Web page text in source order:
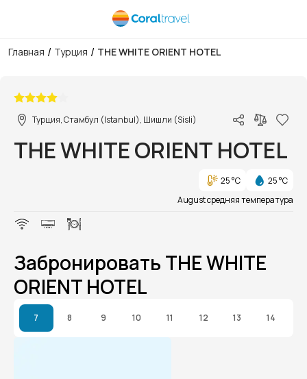
Главная / Турция / THE WHITE ORIENT HOTEL
Турция, Стамбул (Istanbul), Шишли (Sisli)
THE WHITE ORIENT HOTEL
25 °C
25 °C
August средняя температура
Забронировать THE WHITE
ORIENT HOTEL
7 8 9 10 11 12 13 14